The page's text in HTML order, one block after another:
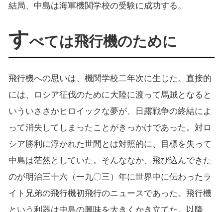
結局、中島は海軍機関学校の受験に成功する。
すべては飛行機のために
飛行機への思いは、機関学校二年次に生じた。直接的
には、ロシア征伐のために大陸に渡って馬賊となると
いういささかヒロイックな夢が、日露戦争の終結によ
って消失してしまったことがきっかけであった。対ロ
シア勝利に浮かれた世間とは対照的に、目標を失って
中島は茫然としていた。そんななか、飛び込んできた
のが明治三十六（一九〇三）年に世界中に伝わったラ
イト兄弟の飛行機初飛行のニュースであった。飛行機
という利器は中島の興味を大きくかき立てた。以降、